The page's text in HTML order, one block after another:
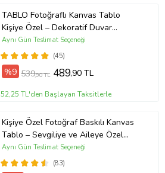
TABLO Fotoğraflı Kanvas Tablo
Kişiye Özel – Dekoratif Duvar
Tablosu (ÇokluRenk)
(45)
Aynı Gün Teslimat Seçeneği
%9 539,90 TL 489,90 TL
52,25 TL'den Başlayan Taksitlerle
Kişiye Özel Fotoğraf Baskılı Kanvas
Tablo – Sevgiliye ve Aileye Özel
Hediye (ÇokluRenk)
(83)
Aynı Gün Teslimat Seçeneği